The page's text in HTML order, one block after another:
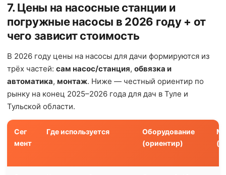
7. Цены на насосные станции и
погружные насосы в 2026 году + от
чего зависит стоимость
В 2026 году цены на насосы для дачи формируются из
трёх частей: сам насос/станция, обвязка и
автоматика, монтаж. Ниже — честный ориентир по
рынку на конец 2025–2026 года для дач в Туле и
Тульской области.
Сег
мент
Где используется
Оборудование
(ориентир)